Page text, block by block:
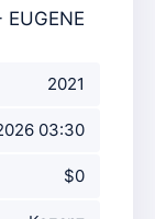
EUGENE
2021
03:30
$0